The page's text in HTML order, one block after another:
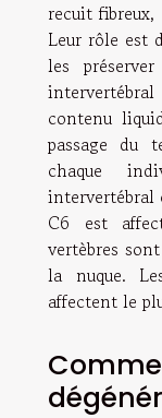
recuit
Leur rôle est
les
intervertébral
contenu
passage du
chaque
intervertébral
C6 est
vertèbres
la nuque.
affectent le